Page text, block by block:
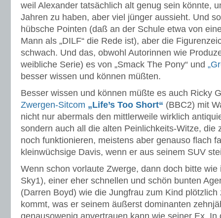
weil Alexander tatsächlich alt genug sein könnte,
Jahren zu haben, aber viel jünger aussieht. Und
hübsche Pointen (daß an der Schule etwa von
Mann als „DILF“ die Rede ist), aber die
schwach. Und das, obwohl Autorinnen wie
weibliche Serie) es von „Smack The Pony“ und
besser wissen und können müßten.
Besser wissen und können müßte es auch Ricky
Zwergen-Sitcom „Life’s Too Short“ (BBC2) mit
nicht nur abermals den mittlerweile wirklich
sondern auch all die alten Peinlichkeits-Witze, die
noch funktionieren, meistens aber genauso flach
kleinwüchsige Davis, wenn er aus seinem SUV
Wenn schon vorlaute Zwerge, dann doch bitte
Sky1), einer eher schnellen und schön bunten
(Darren Boyd) wie die Jungfrau zum Kind
kommt, was er seinem äußerst dominanten
genausowenig anvertrauen kann wie seiner Ex. In